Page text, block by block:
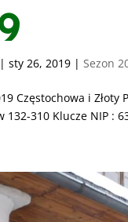
|sty 26, 2019 | Sezon
Częstochowa i
310 Klucze NIP :